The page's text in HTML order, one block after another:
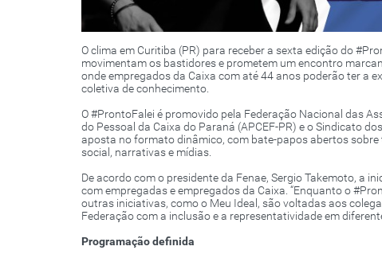
O clima em Curitiba (PR) para receber a sexta edição do
movimentam os bastidores e prometem um encontro
onde empregados da Caixa com até 44 anos poderão ter a
coletiva de conhecimento.
O #ProntoFalei é promovido pela Federação Nacional das
do Pessoal da Caixa do Paraná (APCEF-PR) e o Sindicato
aposta no formato dinâmico, com bate-papos abertos
social, narrativas e mídias.
De acordo com o presidente da Fenae, Sergio Takemoto, a
com empregadas e empregados da Caixa. “Enquanto o
outras iniciativas, como o Meu Ideal, são voltadas aos
Federação com a inclusão e a representatividade em
Programação definida